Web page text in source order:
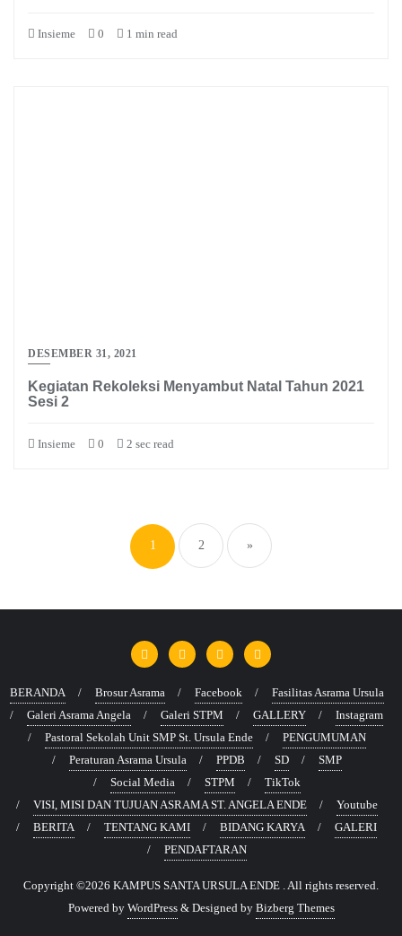
Insieme 0 1 min read
DESEMBER 31, 2021
Kegiatan Rekoleksi Menyambut Natal Tahun 2021
Sesi 2
Insieme 0 2 sec read
pos
1 2 »
BERANDA Brosur Asrama Facebook
Fasilitas Asrama Ursula
Galeri Asrama Angela
Galeri STPM GALLERY
Instagram
Pastoral Sekolah Unit SMP St. Ursula Ende
PENGUMUMAN
Peraturan Asrama Ursula
PPDB SD
SMP
Social Media
STPM
TikTok
VISI, MISI DAN TUJUAN ASRAMA ST. ANGELA ENDE
Youtube
BERITA
TENTANG KAMI BIDANG KARYA
GALERI
PENDAFTARAN
Copyright ©2026 KAMPUS SANTA URSULA ENDE . All rights reserved.
Powered by WordPress & Designed by Bizberg Themes